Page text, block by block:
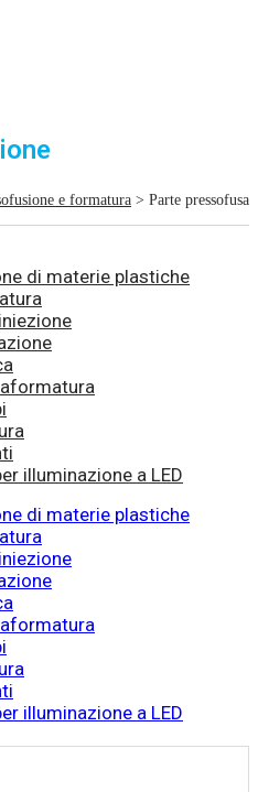
e formatura > Parte pressofusa
di materie plastiche
illuminazione a LED
di materie plastiche
illuminazione a LED